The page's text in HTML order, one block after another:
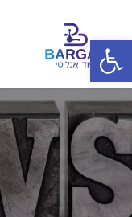
פתח סרגל נגישות